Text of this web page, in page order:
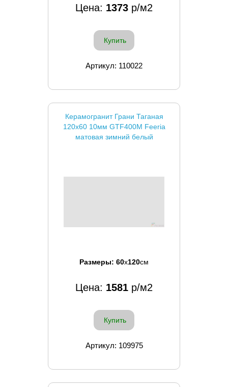
Цена: 1373 р/м2
Купить
Артикул: 110022
Керамогранит Грани Таганая
120x60 10мм GTF400М Feeria
матовая зимний белый
Размеры: 60x120см
Цена: 1581 р/м2
Купить
Артикул: 109975